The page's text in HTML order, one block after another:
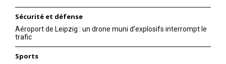
Sécurité et défense
Aéroport de Leipzig : un drone muni d’explosifs interrompt le
trafic
Sports